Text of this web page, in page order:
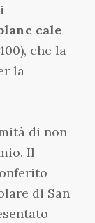
cale
che la
la
di non
Il
di San